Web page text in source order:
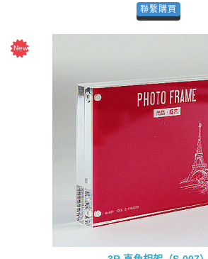
聯繫購買